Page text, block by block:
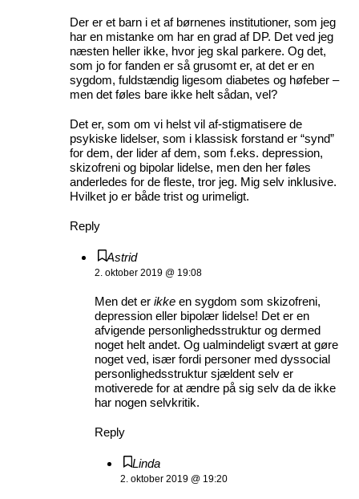
Der er et barn i et af børnenes institutioner, som jeg
har en mistanke om har en grad af DP. Det ved jeg
næsten heller ikke, hvor jeg skal parkere. Og det,
som jo for fanden er så grusomt er, at det er en
sygdom, fuldstændig ligesom diabetes og høfeber –
men det føles bare ikke helt sådan, vel?
Det er, som om vi helst vil af-stigmatisere de
psykiske lidelser, som i klassisk forstand er “synd”
for dem, der lider af dem, som f.eks. depression,
skizofreni og bipolar lidelse, men den her føles
anderledes for de fleste, tror jeg. Mig selv inklusive.
Hvilket jo er både trist og urimeligt.
Reply
Astrid
2. oktober 2019 @ 19:08
Men det erikke en sygdom som skizofreni,
depression eller bipolær lidelse! Det er en
afvigende personlighedsstruktur og dermed
noget helt andet. Og ualmindeligt svært at gøre
noget ved, især fordi personer med dyssocial
personlighedsstruktur sjældent selv er
motiverede for at ændre på sig selv da de ikke
har nogen selvkritik.
Reply
Linda
2. oktober 2019 @ 19:20